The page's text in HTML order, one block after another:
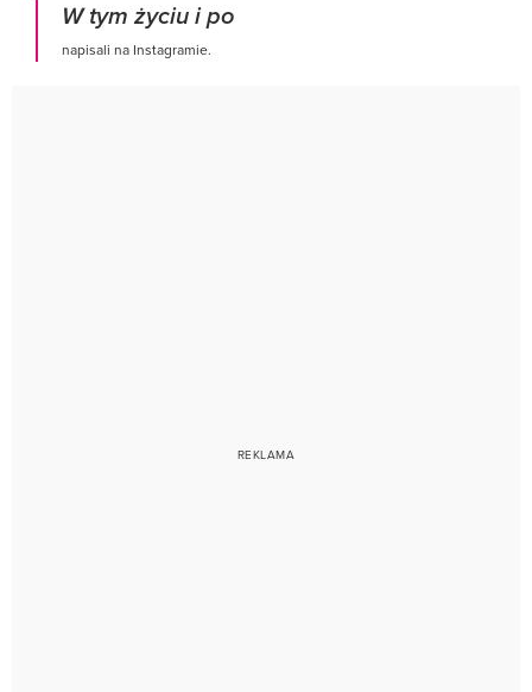
W tym życiu i po
napisali na Instagramie.